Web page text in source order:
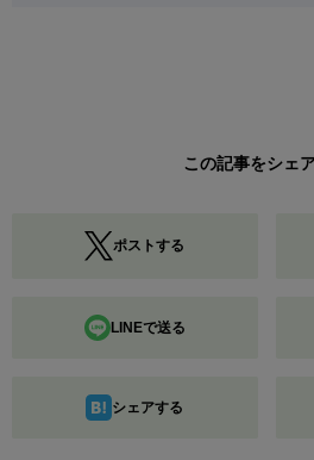
この記事をシェ
ポストする
LINEで送る
シェアする